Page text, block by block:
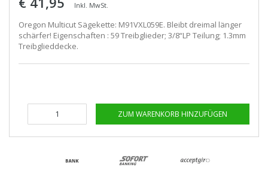
Inkl. MwSt.
Oregon Multicut Sägekette: M91VXL059E. Bleibt dreimal länger
schärfer! Eigenschaften : 59 Treibglieder; 3/8“LP Teilung; 1.3mm
Treibglieddecke.
ZUM WARENKORB HINZUFÜGEN